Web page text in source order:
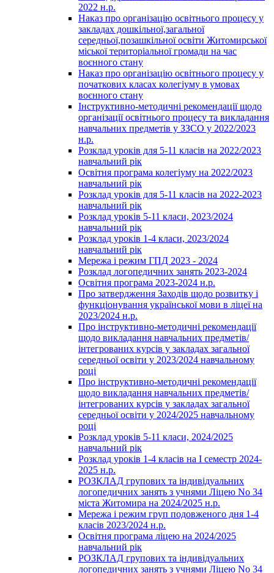
2022 н.р.
Наказ про організацію освітнього процесу у
закладах дошкільної,загальної
середньої,позашкільної освіти Житомирської
міської територіальної громади на час
воєнного стану
Наказ про організацію освітнього процесу у
початкових класах колегіуму в умовах
воєнного стану
Інструктивно-методичні рекомендації щодо
організації освітнього процесу та викладання
навчальних предметів у ЗЗСО у 2022/2023
н.р.
Розклад уроків для 5-11 класів на 2022/2023
навчальний рік
Освітня програма колегіуму на 2022/2023
навчальний рік
Розклад уроків для 5-11 класів на 2022-2023
навчальний рік
Розклад уроків 5-11 класи, 2023/2024
навчальний рік
Розклад уроків 1-4 класи, 2023/2024
навчальний рік
Мережа і режим ГПД 2023 - 2024
Розклад логопедичних занять 2023-2024
Освітня програма 2023-2024 н.р.
Про затвердження Заходів щодо розвитку і
функціонування української мови в ліцеї на
2023/2024 н.р.
Про інструктивно-методичні рекомендації
щодо викладання навчальних предметів/
інтегрованих курсів у закладах загальної
середньої освіти у 2023/2024 навчальному
році
Про інструктивно-методичні рекомендації
щодо викладання навчальних предметів/
інтегрованих курсів у закладах загальної
середньої освіти у 2024/2025 навчальному
році
Розклад уроків 5-11 класи, 2024/2025
навчальний рік
Розклад уроків 1-4 класів на І семестр 2024-
2025 н.р.
РОЗКЛАД групових та індивідуальних
логопедичних занять з учнями Ліцею No 34
міста Житомира на 2024/2025 н.р.
Мережа і режим груп подовженого дня 1-4
класів 2023/2024 н.р.
Освітня програма ліцею на 2024/2025
навчальний рік
РОЗКЛАД групових та індивідуальних
логопедичних занять з учнями Ліцею No 34